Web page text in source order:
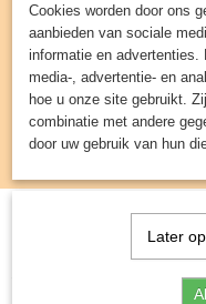
Inloggen Registreren
Ruilkaarten>
Ecllipsed Play
Cookies worden door ons
aanbieden van sociale
informatie en advertenties.
media-, advertentie- en
hoe u onze site gebruikt.
combinatie met andere
door uw gebruik van hun
Later